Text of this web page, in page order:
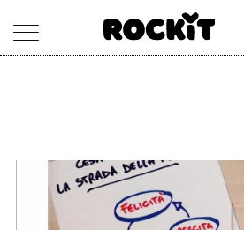
ARTISTI
CONCERTI
SHOP
RADIO